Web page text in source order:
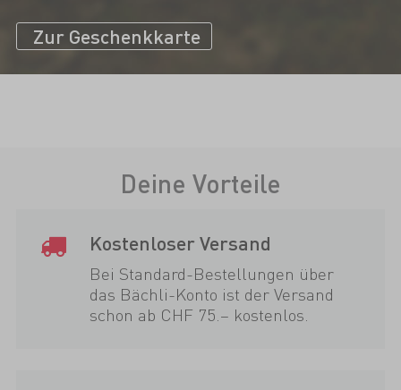
Zur Geschenkkarte
Deine Vorteile
Kostenloser Versand
Bei Standard-Bestellungen über
das Bächli-Konto ist der Versand
schon ab CHF 75.– kostenlos.